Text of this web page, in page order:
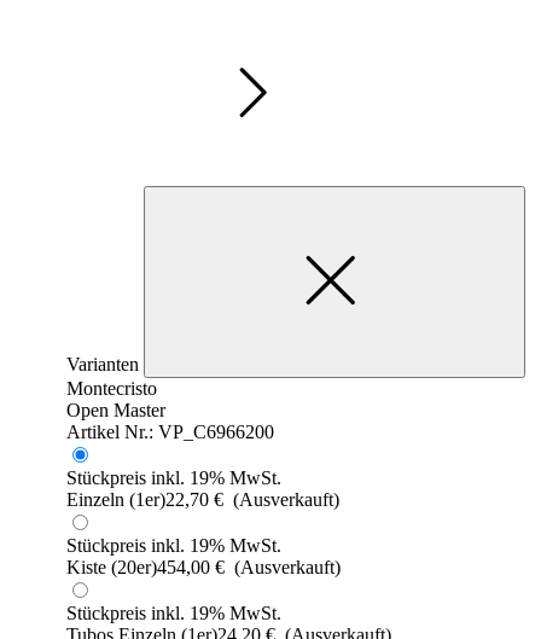
Varianten
Montecristo
Open Master
Artikel Nr.: VP_C6966200
Stückpreis inkl. 19% MwSt.
Einzeln (1er)22,70 € (Ausverkauft)
Stückpreis inkl. 19% MwSt.
Kiste (20er)454,00 € (Ausverkauft)
Stückpreis inkl. 19% MwSt.
Tubos Einzeln (1er)24,20 € (Ausverkauft)